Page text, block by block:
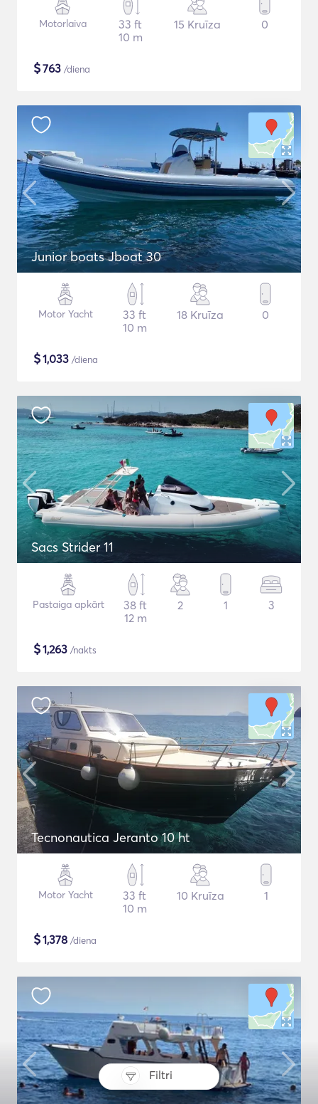
Filtri
Motorlaiva
33 ft
10 m
15 Kruīza 0
$763 /diena
Junior boats Jboat 30
Motor Yacht
33 ft
10 m
18 Kruīza 0
$1,033 /diena
Sacs Strider 11
Pastaiga apkārt
38 ft
12 m
2 1 3
$1,263 /nakts
Tecnonautica Jeranto 10 ht
Motor Yacht
33 ft
10 m
10 Kruīza 1
$1,378 /diena